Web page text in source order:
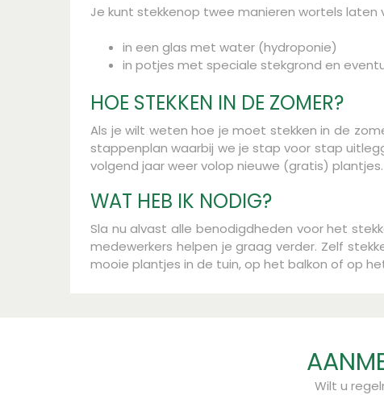
Je kunt stekkenop twee manieren wortels laten
in een glas met water (hydroponie)
in potjes met speciale stekgrond en
HOE STEKKEN IN DE ZOMER?
Als je wilt weten hoe je moet stekken in de
stappenplan waarbij we je stap voor stap
volgend jaar weer volop nieuwe (gratis) plantjes.
WAT HEB IK NODIG?
Sla nu alvast alle benodigdheden voor het
medewerkers helpen je graag verder. Zelf
mooie plantjes in de tuin, op het balkon of op
Wilt u